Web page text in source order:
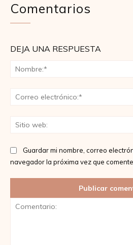
Comentarios
DEJA UNA RESPUESTA
Guardar mi nombre, correo
navegador la próxima vez que comente.